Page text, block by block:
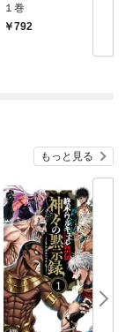
１巻
792
もっと見る